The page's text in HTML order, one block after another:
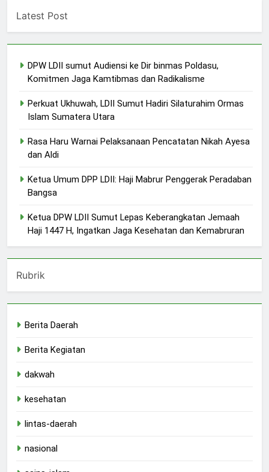
Latest Post
DPW LDII sumut Audiensi ke Dir binmas Poldasu,
Komitmen Jaga Kamtibmas dan Radikalisme
Perkuat Ukhuwah, LDII Sumut Hadiri Silaturahim Ormas
Islam Sumatera Utara
Rasa Haru Warnai Pelaksanaan Pencatatan Nikah Ayesa
dan Aldi
Ketua Umum DPP LDII: Haji Mabrur Penggerak Peradaban
Bangsa
Ketua DPW LDII Sumut Lepas Keberangkatan Jemaah
Haji 1447 H, Ingatkan Jaga Kesehatan dan Kemabruran
Rubrik
Berita Daerah
Berita Kegiatan
dakwah
kesehatan
lintas-daerah
nasional